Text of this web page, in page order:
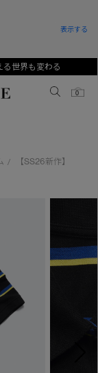
る世界も変わる
Canada Goose
0
は、アウター
長く愛される製
いただけます。
/
【SS26新作】
表示する